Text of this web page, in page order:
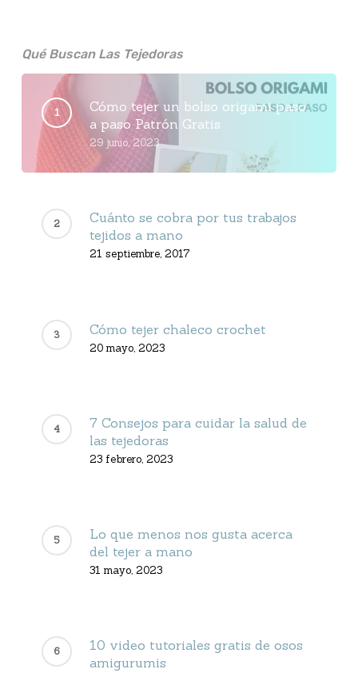
Qué Buscan Las Tejedoras
Cómo tejer un bolso origami paso
a paso Patrón Gratis
29 junio, 2023
Cuánto se cobra por tus trabajos
tejidos a mano
21 septiembre, 2017
Cómo tejer chaleco crochet
20 mayo, 2023
7 Consejos para cuidar la salud de
las tejedoras
23 febrero, 2023
Lo que menos nos gusta acerca
del tejer a mano
31 mayo, 2023
10 video tutoriales gratis de osos
amigurumis